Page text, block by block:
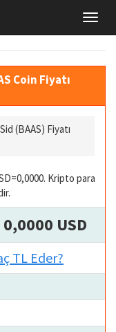
Coin Fiyatı
(BAAS) Fiyatı
Kripto para
0,0000 USD
TL Eder?